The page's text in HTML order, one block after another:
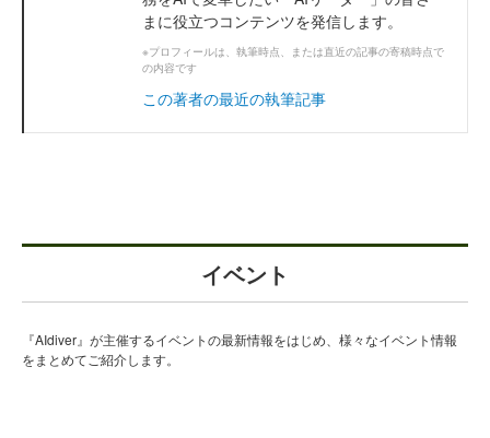
まに役立つコンテンツを発信します。
※プロフィールは、執筆時点、または直近の記事の寄稿時点で
の内容です
この著者の最近の執筆記事
イベント
『AIdiver』が主催するイベントの最新情報をはじめ、様々なイベント情報
をまとめてご紹介します。